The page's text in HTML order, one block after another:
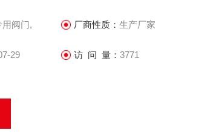
用阀门, 厂商性质： 生产厂家
29 访 问 量： 3771